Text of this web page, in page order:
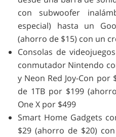
con subwoofer
especial) hasta un
(ahorro de $15) con un
Consolas de
conmutador Nintendo
y Neon Red Joy-Con por
de 1TB por $199
One X por $499
Smart Home Gadgets
$29 (ahorro de $20)